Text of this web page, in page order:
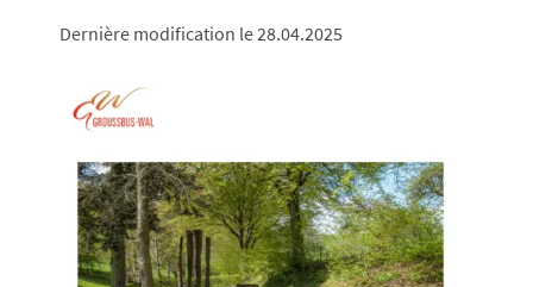
Dernière modification le 28.04.2025